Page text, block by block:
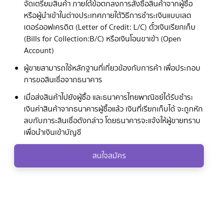
จัดเตรียมสินค้า ภายใต้ข้อตกลงการสั่งซื้อสินค้าจากผู้ซื้อ
หรือผู้นำเข้าในต่างประเทศภายใต้วิธีการชำระเงินแบบเลต
เตอร์ออฟเครดิต (Letter of Credit: L/C) ตั๋วเงินเรียกเก็บ
(Bills for Collection:B/C) หรือเงินโอนขาเข้า (Open
Account)
ผู้ขายสามารถใช้หลักฐานที่เกี่ยวข้องกับการค้า เพื่อประกอบ
การขอสินเชื่อจากธนาคาร
เมื่อส่งสินค้าไปยังผู้ซื้อ และธนาคารไทยพาณิชย์ได้รับชำระ
เงินค่าสินค้าจากธนาคารผู้ซื้อแล้ว เงินที่เรียกเก็บได้ จะถูกหัก
ลบกับภาระสินเชื่อดังกล่าว โดยธนาคารจะแจ้งให้ผู้ขายทราบ
เพื่อนำเงินเข้าบัญชี
สนใจสมัคร